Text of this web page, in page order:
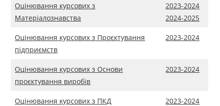
Оцінювання курсових з
Матеріалознавства
2023-2024
2024-2025
Оцінювання курсових з Проєктування
підприємств
2023-2024
Оцінювання курсових з Основи
проєктування виробів
2023-2024
Оцінювання курсових з ПКД 2023-2024